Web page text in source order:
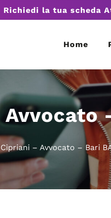
Richiedi la tua scheda
Home
– Avvocato – Bari